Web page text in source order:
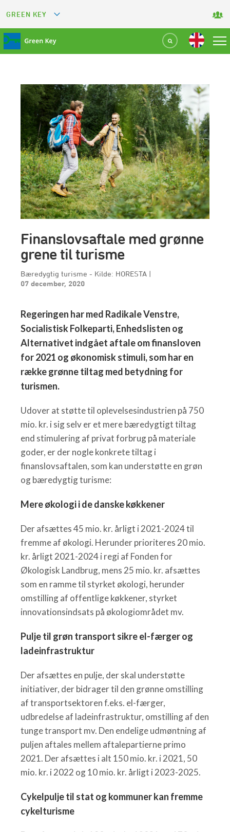
GREEN KEY
GREEN RESTAURANT
GREEN SPORT FACILITY
GREEN TOURISM ORGANIZATION
GREEN CAMPING
GREEN ATTRACTION
Finanslovsaftale med grønne
grene til turisme
Bæredygtig turisme - Kilde: HORESTA |
07 december, 2020
Regeringen har med Radikale Venstre,
Socialistisk Folkeparti, Enhedslisten og
Alternativet indgået aftale om finansloven
for 2021 og økonomisk stimuli, som har en
række grønne tiltag med betydning for
turismen.
Udover at støtte til oplevelsesindustrien på 750
mio. kr. i sig selv er et mere bæredygtigt tiltag
end stimulering af privat forbrug på materiale
goder, er der nogle konkrete tiltag i
finanslovsaftalen, som kan understøtte en grøn
og bæredygtig turisme:
Mere økologi i de danske køkkener
Der afsættes 45 mio. kr. årligt i 2021-2024 til
fremme af økologi. Herunder prioriteres 20 mio.
kr. årligt 2021-2024 i regi af Fonden for
Økologisk Landbrug, mens 25 mio. kr. afsættes
som en ramme til styrket økologi, herunder
omstilling af offentlige køkkener, styrket
innovationsindsats på økologiområdet mv.
Pulje til grøn transport sikre el-færger og
ladeinfrastruktur
Der afsættes en pulje, der skal understøtte
initiativer, der bidrager til den grønne omstilling
af transportsektoren f.eks. el-færger,
udbredelse af ladeinfrastruktur, omstilling af den
tunge transport mv. Den endelige udmøntning af
puljen aftales mellem aftalepartierne primo
2021. Der afsættes i alt 150 mio. kr. i 2021, 50
mio. kr. i 2022 og 10 mio. kr. årligt i 2023-2025.
Cykelpulje til stat og kommuner kan fremme
cykelturisme